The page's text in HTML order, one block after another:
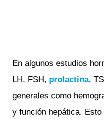
En algunos estudios
LH, FSH, prolactina,
generales como
y función hepática.